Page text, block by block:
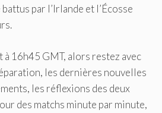
par l’Irlande et l’Écosse
à 16h45 GMT, alors restez avec
les dernières nouvelles
les réflexions des deux
des matchs minute par minute,